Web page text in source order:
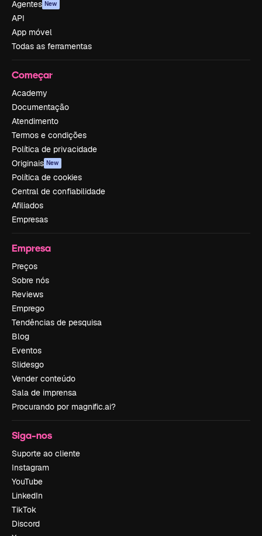
Agentes New
API
App móvel
Todas as ferramentas
Começar
Academy
Documentação
Atendimento
Termos e condições
Política de privacidade
Originais New
Política de cookies
Central de confiabilidade
Afiliados
Empresas
Empresa
Preços
Sobre nós
Reviews
Emprego
Tendências de pesquisa
Blog
Eventos
Slidesgo
Vender conteúdo
Sala de imprensa
Procurando por magnific.ai?
Siga-nos
Suporte ao cliente
Instagram
YouTube
LinkedIn
TikTok
Discord